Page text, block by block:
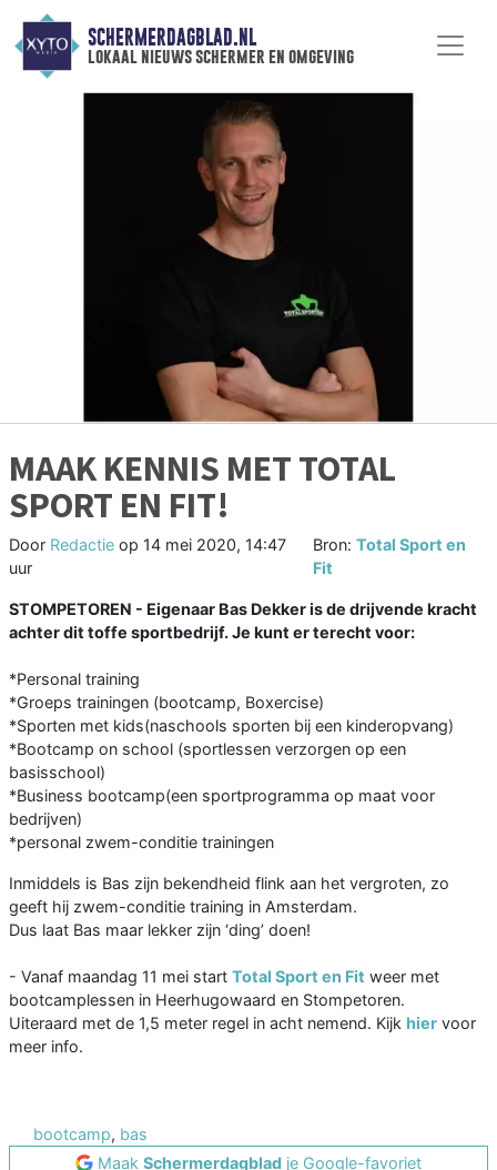
SCHERMERDAGBLAD.NL
lokaal nieuws schermer en omgeving
MAAK KENNIS MET TOTAL
SPORT EN FIT!
Door Redactie op 14 mei 2020, 14:47
uur
Bron: Total Sport en
Fit
STOMPETOREN - Eigenaar Bas Dekker is de drijvende kracht
achter dit toffe sportbedrijf. Je kunt er terecht voor:
*Personal training
*Groeps trainingen (bootcamp, Boxercise)
*Sporten met kids(naschools sporten bij een kinderopvang)
*Bootcamp on school (sportlessen verzorgen op een
basisschool)
*Business bootcamp(een sportprogramma op maat voor
bedrijven)
*personal zwem-conditie trainingen
Inmiddels is Bas zijn bekendheid flink aan het vergroten, zo
geeft hij zwem-conditie training in Amsterdam.
Dus laat Bas maar lekker zijn ‘ding’ doen!
- Vanaf maandag 11 mei start Total Sport en Fit weer met
bootcamplessen in Heerhugowaard en Stompetoren.
Uiteraard met de 1,5 meter regel in acht nemend. Kijk hier voor
meer info.
bootcamp, bas
Maak Schermerdagblad je Google-favoriet